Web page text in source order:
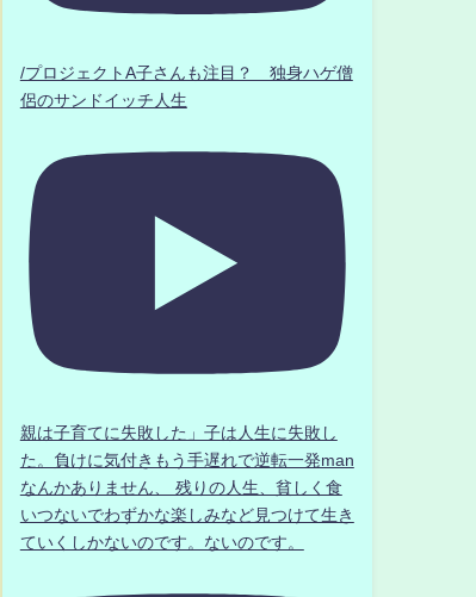
/プロジェクトA子さんも注目？ 独身ハゲ僧
侶のサンドイッチ人生
親は子育てに失敗した」子は人生に失敗し
た。負けに気付きもう手遅れで逆転一発man
なんかありません、 残りの人生、貧しく食
いつないでわずかな楽しみなど見つけて生き
ていくしかないのです。ないのです。